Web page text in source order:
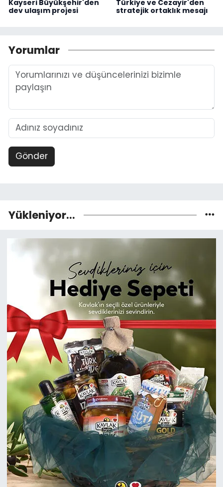
Kayseri Büyükşehir'den
dev ulaşım projesi
Türkiye ve Cezayir'den
stratejik ortaklık mesajı
Yorumlar
Gönder
Yükleniyor...